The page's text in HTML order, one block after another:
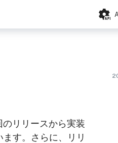
のリリースから実装
す。さらに、リリ